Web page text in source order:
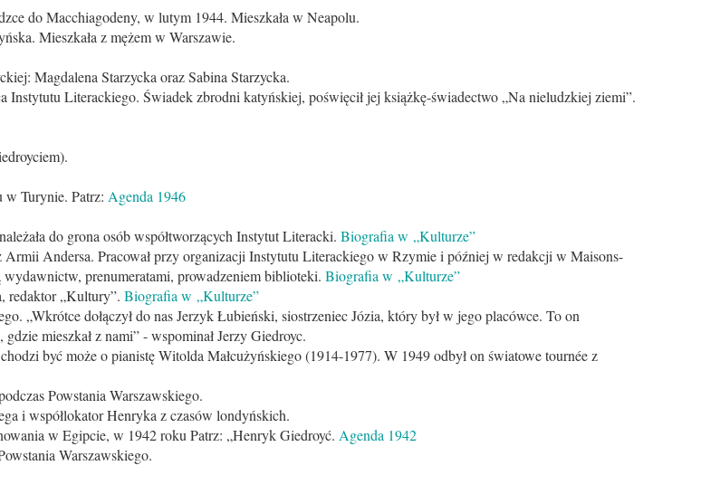
do Macchiagodeny, w lutym 1944. Mieszkała w Neapolu.
Mieszkała z mężem w Warszawie.
Magdalena Starzycka oraz Sabina Starzycka.
Instytutu Literackiego. Świadek zbrodni katyńskiej, poświęcił jej książkę-świadectwo „Na nieludzkiej ziemi”.
w Turynie. Patrz: Agenda 1946
do grona osób współtworzących Instytut Literacki. Biografia w „Kulturze”
Andersa. Pracował przy organizacji Instytutu Literackiego w Rzymie i później w redakcji w Maisons-
prenumeratami, prowadzeniem biblioteki. Biografia w „Kulturze”
redaktor „Kultury”. Biografia w „Kulturze”
„Wkrótce dołączył do nas Jerzyk Łubieński, siostrzeniec Józia, który był w jego placówce. To on
mieszkał z nami” - wspominał Jerzy Giedroyc.
być może o pianistę Witolda Małcużyńskiego (1914-1977). W 1949 odbył on światowe tournée z
Powstania Warszawskiego.
i współlokator Henryka z czasów londyńskich.
w Egipcie, w 1942 roku Patrz: „Henryk Giedroyć. Agenda 1942
Warszawskiego.